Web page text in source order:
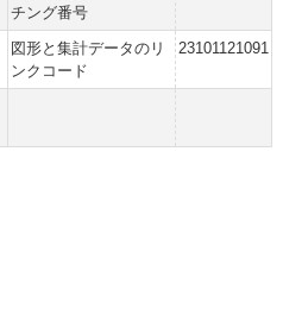
チング番号
図形と集計データのリ
ンクコード
23101121091